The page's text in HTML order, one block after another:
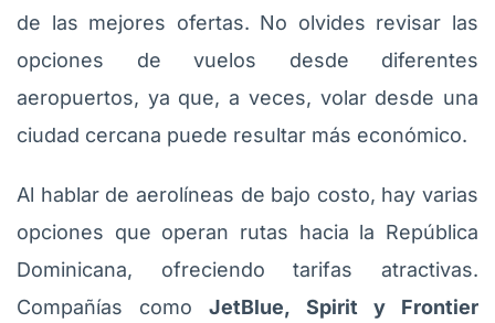
de las mejores ofertas. No olvides revisar las
opciones de vuelos desde diferentes
aeropuertos, ya que, a veces, volar desde una
ciudad cercana puede resultar más económico.
Al hablar de aerolíneas de bajo costo, hay varias
opciones que operan rutas hacia la República
Dominicana, ofreciendo tarifas atractivas.
Compañías comoJetBlue, Spirit y Frontier